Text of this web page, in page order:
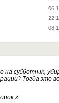
субботник,
Тогда это
»